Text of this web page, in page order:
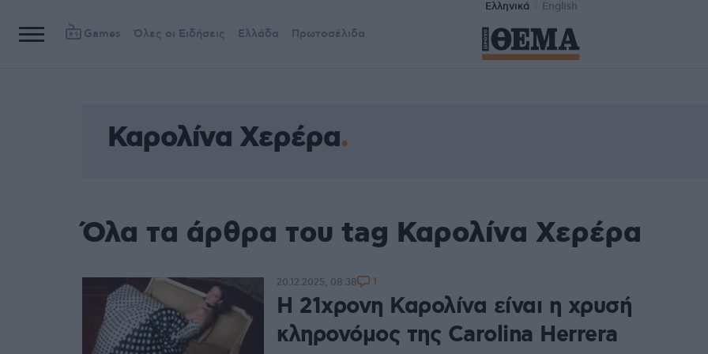
Ελληνικά English
Games Όλες οι Ειδήσεις Ελλάδα Πρωτοσέλιδα
Καρολίνα Χερέρα
Όλα τα άρθρα του tag Καρολίνα Χερέρα
Η 21χρονη Καρολίνα είναι η χρυσή
κληρονόμος της Carolina Herrera
20.12.2025, 08:38 1